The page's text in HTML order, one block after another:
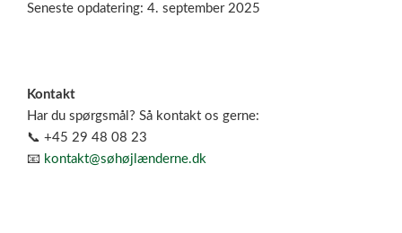
Seneste opdatering: 4. september 2025
Kontakt
Har du spørgsmål? Så kontakt os gerne:
📞 +45 29 48 08 23
📧 kontakt@søhøjlænderne.dk